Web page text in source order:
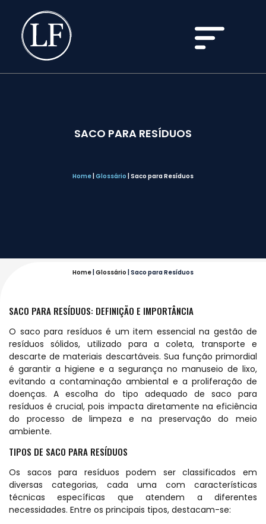
SACO PARA RESÍDUOS
Home Glossário Saco para Resíduos
Home Glossário Saco para Resíduos
SACO PARA RESÍDUOS: DEFINIÇÃO E IMPORTÂNCIA
O saco para resíduos é um item essencial na gestão de
resíduos sólidos, utilizado para a coleta, transporte e
descarte de materiais descartáveis. Sua função primordial
é garantir a higiene e a segurança no manuseio de lixo,
evitando a contaminação ambiental e a proliferação de
doenças. A escolha do tipo adequado de saco para
resíduos é crucial, pois impacta diretamente na eficiência
do processo de limpeza e na preservação do meio
ambiente.
TIPOS DE SACO PARA RESÍDUOS
Os sacos para resíduos podem ser classificados em
diversas categorias, cada uma com características
técnicas específicas que atendem a diferentes
necessidades. Entre os principais tipos, destacam-se: